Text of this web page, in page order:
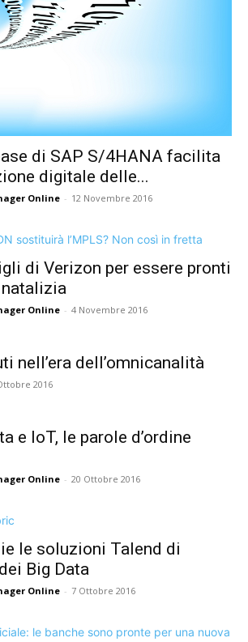
di SAP S/4HANA facilita
digitale delle...
Online - 12 Novembre 2016
di Verizon per essere pronti
Online - 4 Novembre 2016
nell’era dell’omnicanalità
2016
e IoT, le parole d’ordine
Online - 20 Ottobre 2016
le soluzioni Talend di
Big Data
Online - 7 Ottobre 2016